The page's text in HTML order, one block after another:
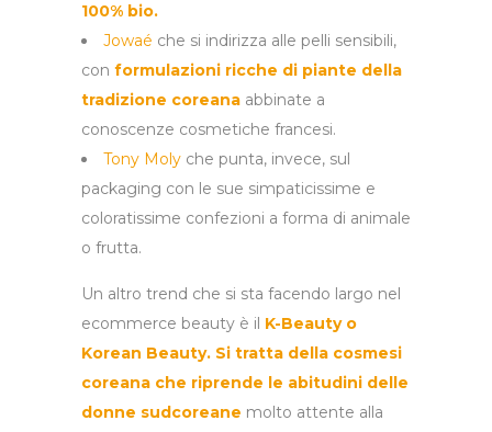
100% bio.
Jowaé che si indirizza alle pelli sensibili,
con formulazioni ricche di piante della
tradizione coreana abbinate a
conoscenze cosmetiche francesi.
Tony Moly che punta, invece, sul
packaging con le sue simpaticissime e
coloratissime confezioni a forma di animale
o frutta.
Un altro trend che si sta facendo largo nel
ecommerce beauty è il K-Beauty o
Korean Beauty. Si tratta della cosmesi
coreana che riprende le abitudini delle
donne sudcoreane molto attente alla